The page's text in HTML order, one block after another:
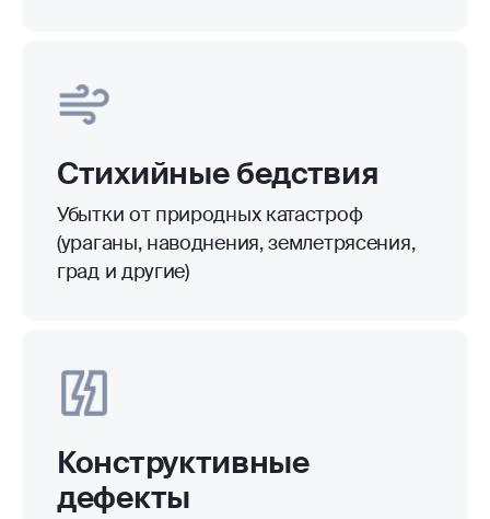
Стихийные бедствия
Убытки от природных катастроф
(ураганы, наводнения, землетрясения,
град и другие)
Конструктивные
дефекты